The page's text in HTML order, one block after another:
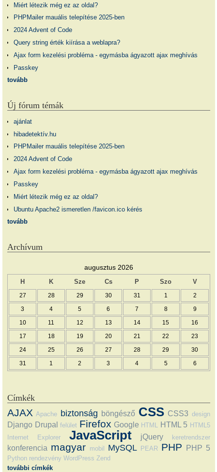
Miért létezik még ez az oldal?
PHPMailer mauális telepítése 2025-ben
2024 Advent of Code
Query string érték kiírása a weblapra?
Ajax form kezelési probléma - egymásba ágyazott ajax meghívás
Passkey
tovább
Új fórum témák
ajánlat
hibadetektív.hu
PHPMailer mauális telepítése 2025-ben
2024 Advent of Code
Ajax form kezelési probléma - egymásba ágyazott ajax meghívás
Passkey
Miért létezik még ez az oldal?
Ubuntu Apache2 ismeretlen /favicon.ico kérés
tovább
Archívum
augusztus 2026
H K Sze Cs P Szo V
27 28 29 30 31 1 2
3 4 5 6 7 8 9
10 11 12 13 14 15 16
17 18 19 20 21 22 23
24 25 26 27 28 29 30
31 1 2 3 4 5 6
Címkék
AJAX Apache biztonság böngésző CSS CSS3 design
Django Drupal felület Firefox Google HTML HTML 5 HTML5
Internet Explorer
JavaScript jQuery keretrendszer
konferencia magyar mobil MySQL PEAR PHP PHP 5
Python rendezvény WordPress Zend
további címkék